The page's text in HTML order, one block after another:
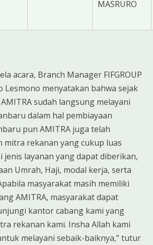
MASRURO
acara, Branch Manager FIFGROUP
Lesmono menyatakan bahwa sejak
sudah langsung melayani
dalam hal pembiayaan
pun AMITRA juga telah
mitra rekanan yang cukup luas
jenis layanan yang dapat diberikan,
Umrah, Haji, modal kerja, serta
masyarakat masih memiliki
AMITRA, masyarakat dapat
kantor cabang kami yang
rekanan kami. Insha Allah kami
melayani sebaik-baiknya,” tutur